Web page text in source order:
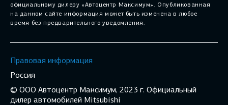
официальному дилеру «Автоцентр Максимум». Опубликованная
на данном сайте информация может быть изменена в любое
время без предварительного уведомления.
Правовая информация
Россия
© ООО Автоцентр Максимум, 2023 г. Официальный
дилер автомобилей Mitsubishi